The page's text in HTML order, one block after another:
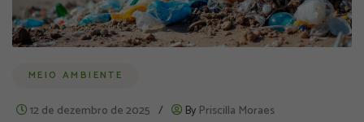
MEIO AMBIENTE
12 de dezembro de 2025 / By Priscilla Moraes